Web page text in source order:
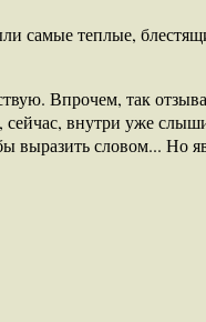
самые теплые,
Впрочем, так
внутри уже
выразить словом... Но